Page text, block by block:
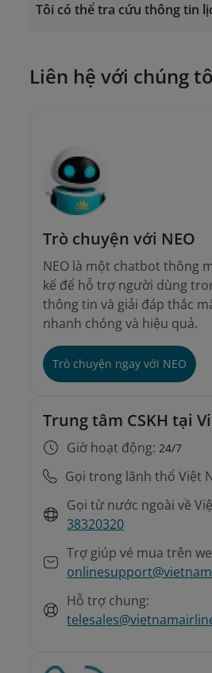
ngoài);
Tôi có thể tra cứu thông tin
Liên hệ với chúng
Trò chuyện với NEO
NEO là một chatbot thông
kế để hỗ trợ người dùng
thông tin và giải đáp thắc
nhanh chóng và hiệu quả.
Trò chuyện ngay với NEO
Trung tâm CSKH tại
Giờ hoạt động:24/7
Gọi trong lãnh thổ Việt
Gọi từ nước ngoài về
38320320
Trợ giúp vé mua trên
Hỗ trợ chung: